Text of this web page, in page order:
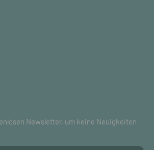
Newsletter, um keine Neuigkeiten